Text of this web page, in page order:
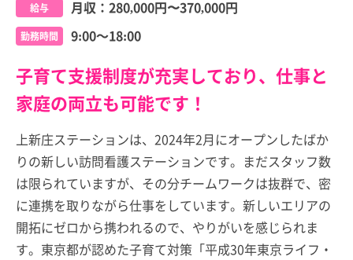
給与 月収： 280,000円〜370,000円
勤務時間 9:00～18:00
子育て支援制度が充実しており、仕事と
家庭の両立も可能です！
上新庄ステーションは、2024年2月にオープンしたばか
りの新しい訪問看護ステーションです。まだスタッフ数
は限られていますが、その分チームワークは抜群で、密
に連携を取りながら仕事をしています。新しいエリアの
開拓にゼロから携われるので、やりがいを感じられま
す。東京都が認めた子育て対策「平成30年東京ライフ・